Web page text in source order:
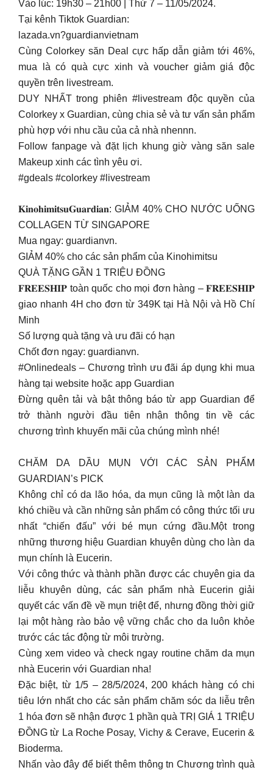
Vào lúc: 19h30 – 21h00 | Thứ 7 – 11/05/2024.
Tại kênh Tiktok Guardian:
lazada.vn?guardianvietnam
Cùng Colorkey săn Deal cực hấp dẫn giảm tới 46%,
mua là có quà cực xinh và voucher giảm giá độc
quyền trên livestream.
DUY NHẤT trong phiên #livestream độc quyền của
Colorkey x Guardian, cùng chia sẻ và tư vấn sản phẩm
phù hợp với nhu cầu của cả nhà nhennn.
Follow fanpage và đặt lịch khung giờ vàng săn sale
Makeup xinh các tình yêu ơi.
#gdeals #colorkey #livestream
𝐊𝐢𝐧𝐨𝐡𝐢𝐦𝐢𝐭𝐬𝐮𝐆𝐮𝐚𝐫𝐝𝐢𝐚𝐧: GIẢM 40% CHO NƯỚC UỐNG
COLLAGEN TỪ SINGAPORE
Mua ngay: guardianvn.
GIẢM 40% cho các sản phẩm của Kinohimitsu
QUÀ TẶNG GẦN 1 TRIỆU ĐỒNG
𝐅𝐑𝐄𝐄𝐒𝐇𝐈𝐏 toàn quốc cho mọi đơn hàng – 𝐅𝐑𝐄𝐄𝐒𝐇𝐈𝐏
giao nhanh 4H cho đơn từ 349K tại Hà Nội và Hồ Chí
Minh
Số lượng quà tặng và ưu đãi có hạn
Chốt đơn ngay: guardianvn.
#Onlinedeals – Chương trình ưu đãi áp dụng khi mua
hàng tại website hoặc app Guardian
Đừng quên tải và bật thông báo từ app Guardian để
trở thành người đầu tiên nhận thông tin về các
chương trình khuyến mãi của chúng mình nhé!
CHĂM DA DẦU MỤN VỚI CÁC SẢN PHẨM
GUARDIAN’s PICK
Không chỉ có da lão hóa, da mụn cũng là một làn da
khó chiều và cần những sản phẩm có công thức tối ưu
nhất “chiến đấu” với bé mụn cứng đầu.Một trong
những thương hiệu Guardian khuyên dùng cho làn da
mụn chính là Eucerin.
Với công thức và thành phần được các chuyên gia da
liễu khuyên dùng, các sản phẩm nhà Eucerin giải
quyết các vấn đề về mụn triệt để, nhưng đồng thời giữ
lại một hàng rào bảo vệ vững chắc cho da luôn khỏe
trước các tác động từ môi trường.
Cùng xem video và check ngay routine chăm da mụn
nhà Eucerin với Guardian nha!
Đặc biệt, từ 1/5 – 28/5/2024, 200 khách hàng có chi
tiêu lớn nhất cho các sản phẩm chăm sóc da liễu trên
1 hóa đơn sẽ nhận được 1 phần quà TRỊ GIÁ 1 TRIỆU
ĐỒNG từ La Roche Posay, Vichy & Cerave, Eucerin &
Bioderma.​
Nhấn vào đây để biết thêm thông tn Chương trình quà